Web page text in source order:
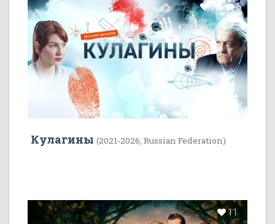
22 5
Кулагины (2021-2026, Russian Federation)
11